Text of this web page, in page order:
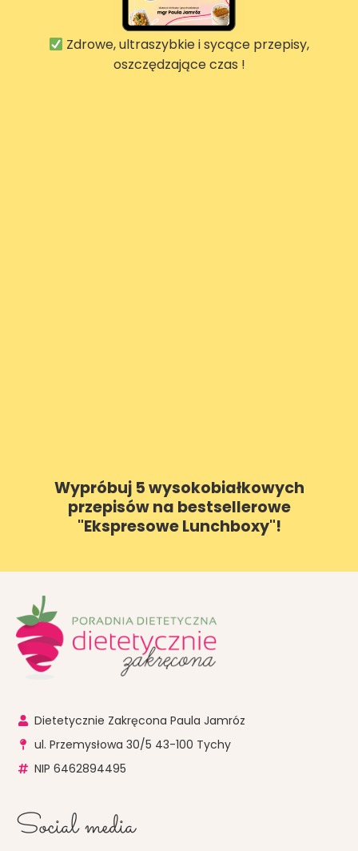
Wypróbuj 5 wysokobiałkowych
przepisów na bestsellerowe
"Ekspresowe Lunchboxy"!
Zdrowe, ultraszybkie i sycące przepisy,
oszczędzające czas !
Dietetycznie Zakręcona Paula Jamróz
ul. Przemysłowa 30/5 43-100 Tychy
NIP 6462894495
Social media